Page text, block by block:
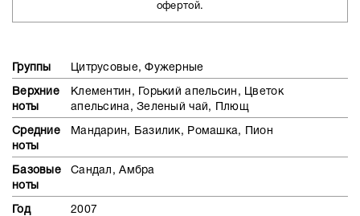
офертой.
Группы Цитрусовые, Фужерные
Верхние
ноты
Клементин, Горький апельсин, Цветок
апельсина, Зеленый чай, Плющ
Средние
ноты
Мандарин, Базилик, Ромашка, Пион
Базовые
ноты
Сандал, Амбра
Год 2007